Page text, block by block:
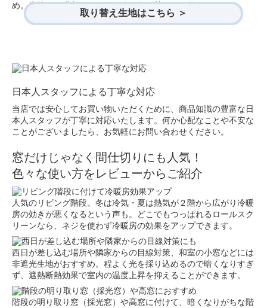
め。生地のみ購入できて、自分で取り替えが可能です。
取り替え生地はこちら ＞
日本人スタッフによる丁寧な対応
当店では安心してお買い物いただくために、商品知識の豊富な日
本人スタッフが丁寧に対応いたします。何か心配なことや不安な
ことがございましたら、お気軽にお問い合わせください。
窓だけじゃなく間仕切りにも人気！
色々な使い方をレビューからご紹介
人気のリビング階段。冬は冷気・夏は熱気が２階から広がり冷暖
房の効きが悪くなるという声も。どこでもつっぱれるロールスク
リーンなら、ネジを使わず冷暖房の効果をアップできます。
西日が差し込む場所や隣家からの目線対策、和室の小窓などには
非遮光生地がおすすめ。程よく光を採り込めるので暗くなりすぎ
ず、遮熱断熱効果で室内の温度上昇を抑えることができます。
階段の明り取り窓（採光窓）や高窓に付けて、暗くなりがちな階